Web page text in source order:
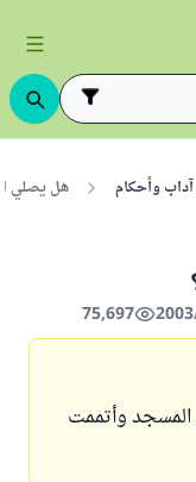
وأحكام هل يصلي
75,697
وأتممت